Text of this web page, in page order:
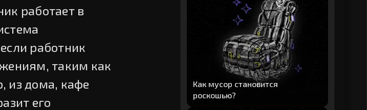
работает в
работник
таким как
из дома, кафе
его
Как мусор становится
роскошью?